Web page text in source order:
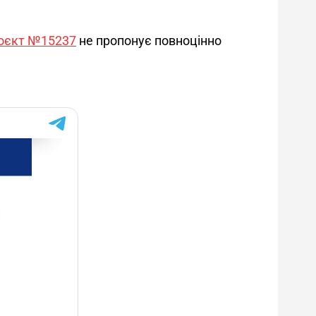
№15237 не пропонує повноцінно